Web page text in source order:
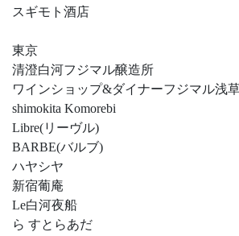
スギモト酒店
東京
清澄白河フジマル醸造所
ワインショップ&ダイナーフジマル浅
shimokita Komorebi
Libre(リーヴル)
BARBE(バルブ)
ハヤシヤ
新宿葡庵
Le白河夜船
ら すとらあだ